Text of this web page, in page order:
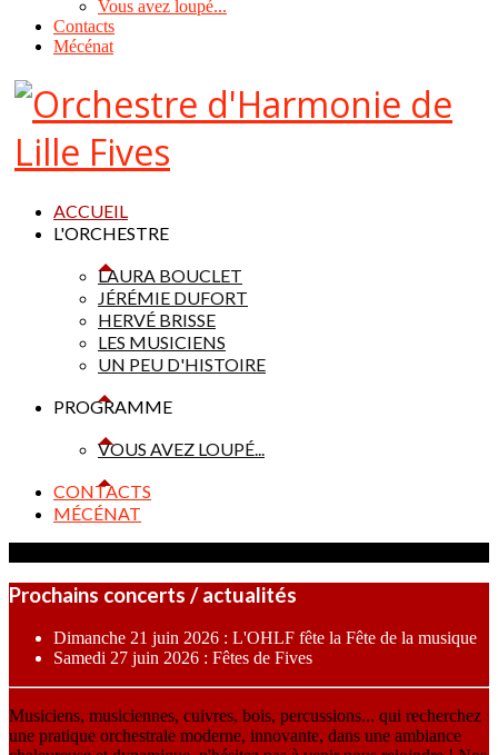
Vous avez loupé...
Contacts
Mécénat
ACCUEIL
L'ORCHESTRE
LAURA BOUCLET
JÉRÉMIE DUFORT
HERVÉ BRISSE
LES MUSICIENS
UN PEU D'HISTOIRE
PROGRAMME
VOUS AVEZ LOUPÉ...
CONTACTS
MÉCÉNAT
Prochains concerts / actualités
Dimanche 21 juin 2026 : L'OHLF fête la Fête de la musique
Samedi 27 juin 2026 : Fêtes de Fives
Musiciens, musiciennes, cuivres, bois, percussions... qui recherchez
une pratique orchestrale moderne, innovante, dans une ambiance